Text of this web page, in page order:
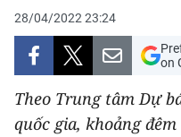
KINH TẾ
VĂN HÓA
XÃ HỘI
28/04/2022 23:24
on
Theo Trung tâm Dự
quốc gia, khoảng